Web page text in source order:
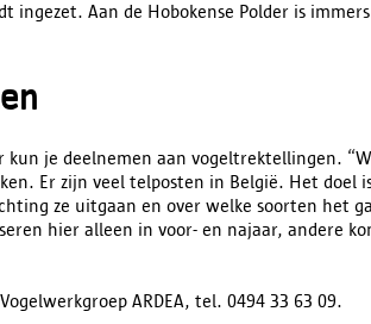
ingezet. Aan de Hobokense Polder is
kun je deelnemen aan vogeltrektellingen.
Er zijn veel telposten in België. Het doel
ze uitgaan en over welke soorten het
hier alleen in voor- en najaar, andere
ARDEA, tel. 0494 33 63 09.